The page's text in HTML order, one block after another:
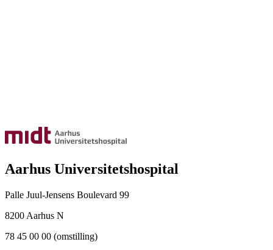
Aarhus Universitetshospital
Palle Juul-Jensens Boulevard 99
8200 Aarhus N
78 45 00 00 (omstilling)